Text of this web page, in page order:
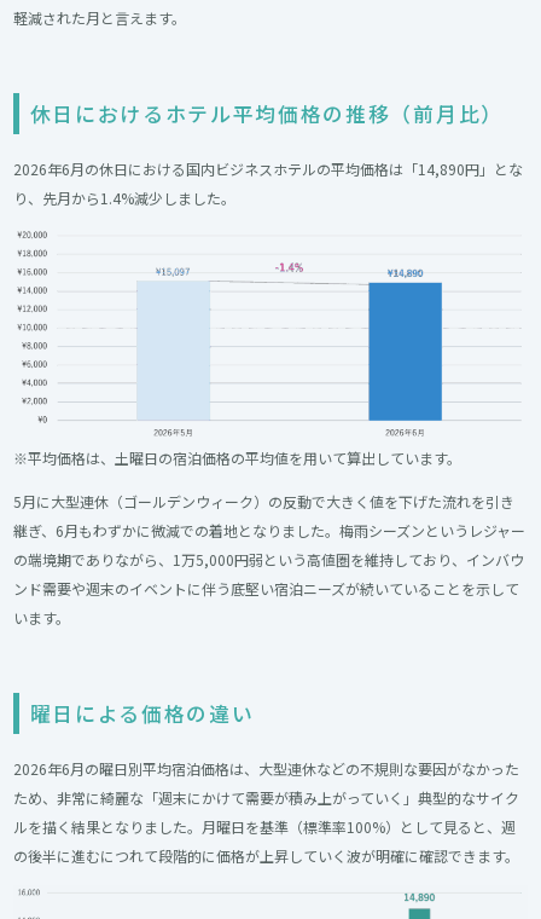
軽減された月と言えます。
休日におけるホテル平均価格の推移（前月比）
2026年6月の休日における国内ビジネスホテルの平均価格は「14,890円」とな
り、先月から1.4%減少しました。
※平均価格は、土曜日の宿泊価格の平均値を用いて算出しています。
5月に大型連休（ゴールデンウィーク）の反動で大きく値を下げた流れを引き
継ぎ、6月もわずかに微減での着地となりました。梅雨シーズンというレジャー
の端境期でありながら、1万5,000円弱という高値圏を維持しており、インバウ
ンド需要や週末のイベントに伴う底堅い宿泊ニーズが続いていることを示して
います。
曜日による価格の違い
2026年6月の曜日別平均宿泊価格は、大型連休などの不規則な要因がなかった
ため、非常に綺麗な「週末にかけて需要が積み上がっていく」典型的なサイク
ルを描く結果となりました。月曜日を基準（標準率100%）として見ると、週
の後半に進むにつれて段階的に価格が上昇していく波が明確に確認できます。